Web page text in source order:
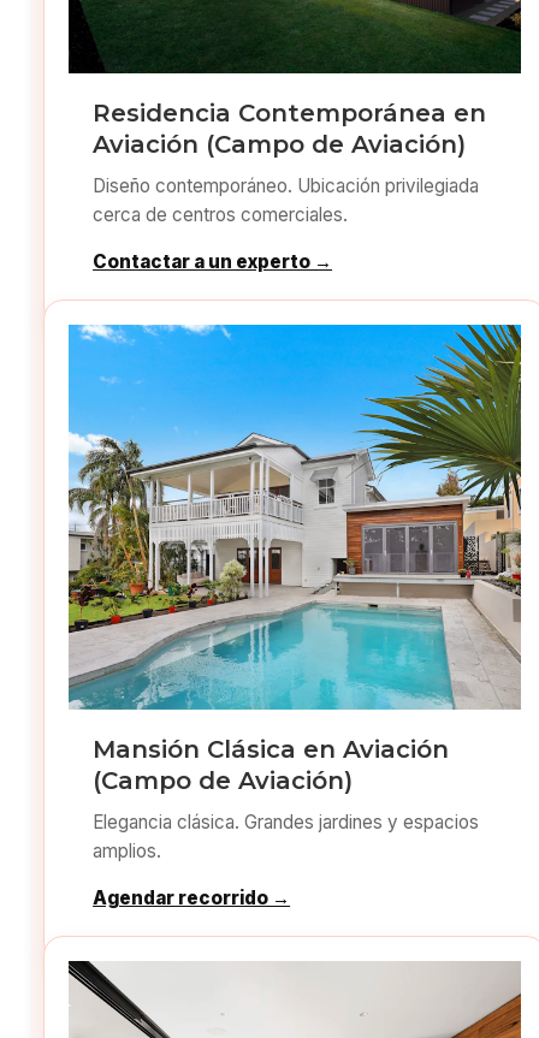
Residencia Contemporánea en
Aviación (Campo de Aviación)
Diseño contemporáneo. Ubicación privilegiada
cerca de centros comerciales.
Contactar a un experto →
Mansión Clásica en Aviación
(Campo de Aviación)
Elegancia clásica. Grandes jardines y espacios
amplios.
Agendar recorrido →